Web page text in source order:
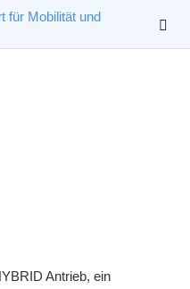
Antrieb, ein